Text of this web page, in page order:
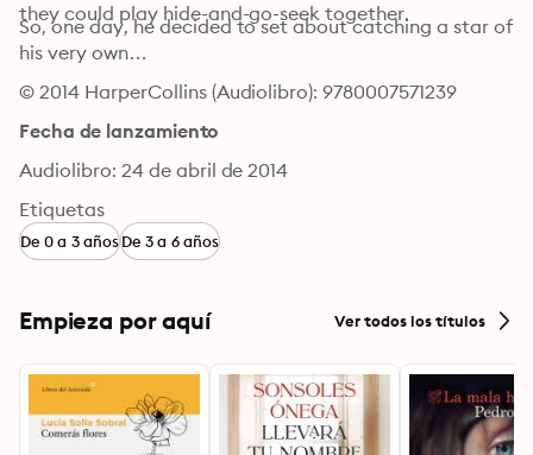
they could play hide-and-go-seek together.
So, one day, he decided to set about catching a star of
his very own…
© 2014 HarperCollins (Audiolibro): 9780007571239
Fecha de lanzamiento
Audiolibro: 24 de abril de 2014
Etiquetas
De 0 a 3 añosDe 3 a 6 años
Empieza por aquí Ver todos los títulos